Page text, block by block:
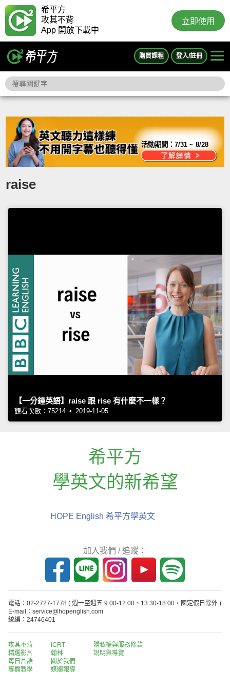
希平方
攻其不背
App 開放下載中
立即使用
購買課程 登入/註冊
活動期間：7/31 ~ 8/28
raise
【一分鐘英語】raise 跟 rise 有什麼不一樣？
觀看次數：75214 • 2019-11-05
希平方
學英文的新希望
HOPE English 希平方學英文
加入我們 / 追蹤：
電話：02-2727-1778 ( 週一至週五 9:00-12:00、13:30-18:00，國定假日除外 )
E-mail：service@hopenglish.com
統編：24746401
攻其不背
精選影片
每日片語
專欄教學
ICRT
翰林
關於我們
媒體報導
隱私權與服務條款
說明與導覽